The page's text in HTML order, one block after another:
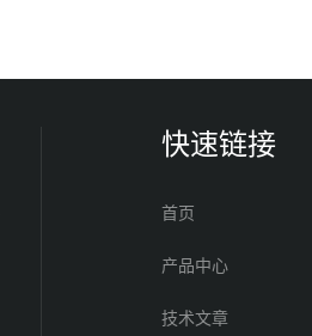
快速链接
首页
产品中心
技术文章